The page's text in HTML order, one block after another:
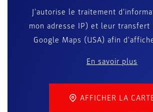
J'autorise le traitement
mon adresse IP) et leur transfert
Google Maps (USA) afin
En savoir plus
AFFICHER LA